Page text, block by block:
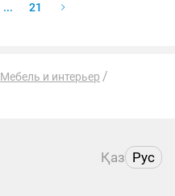
... 21
Мебель и интерьер
Қаз Рус